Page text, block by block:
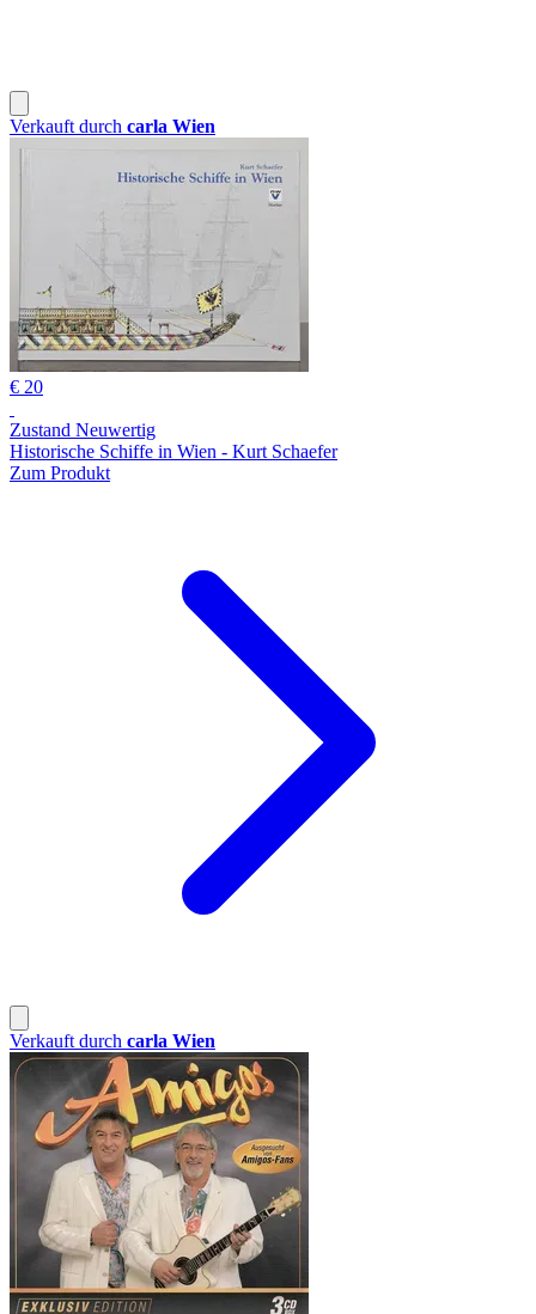
Verkauft durch carla Wien
€ 20
Zustand Neuwertig
Historische Schiffe in Wien - Kurt Schaefer
Zum Produkt
Verkauft durch carla Wien